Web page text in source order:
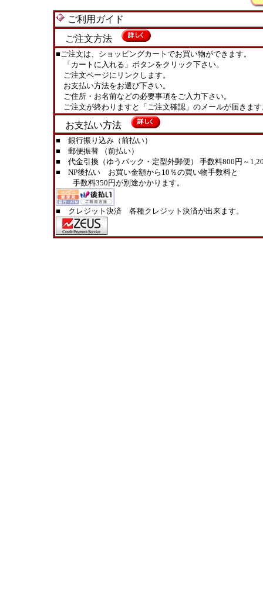
ご利用ガイド
ご注文方法
■ご注文は、ショッピングカートでお買い物ができます。
「カートに入れる」ボタンをクリック下さい。
ご注文ページにリンクします。
お支払い方法をお選び下さい。
ご住所・お名前などの必要事項をご入力下さい。
ご注文が終わりますと「ご注文確認」のメールが届きま
お支払い方法
■ 銀行振り込み（前払い）
■ 郵便振替 （前払い）
■ 代金引換（ゆうパック・定型外郵便） 手数料800円～
■ NP後払い お買い金額から10％の買い物手数料と
手数料350円が別途かかります。
■ クレジット決済 各種クレジット決済が出来ます。